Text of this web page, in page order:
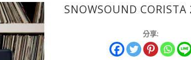
SNOWSOUND CORISTA
分享: